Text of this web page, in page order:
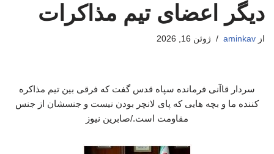
دیگر اعضای تیم مذاکرات
از aminkav ژوئن 16, 2026
سردار قاآنی فرمانده سپاه قدس گفت که فرقی بین تیم مذاکره
کننده ما و بچه هایی که پای لانچر بودن نیست و جنسشان از جنس
مقاومت است./صابرین نیوز